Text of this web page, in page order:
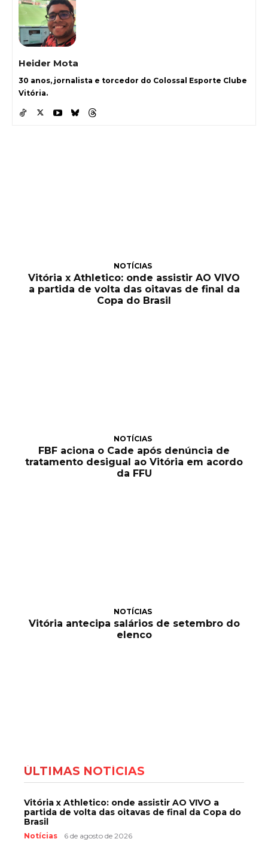
Heider Mota
30 anos, jornalista e torcedor do Colossal Esporte Clube
Vitória.
NOTÍCIAS
Vitória x Athletico: onde assistir AO VIVO
a partida de volta das oitavas de final da
Copa do Brasil
NOTÍCIAS
FBF aciona o Cade após denúncia de
tratamento desigual ao Vitória em acordo
da FFU
NOTÍCIAS
Vitória antecipa salários de setembro do
elenco
ÚLTIMAS NOTÍCIAS
Vitória x Athletico: onde assistir AO VIVO a
partida de volta das oitavas de final da Copa do
Brasil
Notícias 6 de agosto de 2026